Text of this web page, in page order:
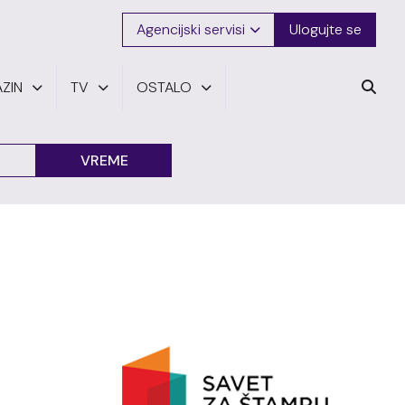
Agencijski servisi Ulogujte se
TV OSTALO
VREME